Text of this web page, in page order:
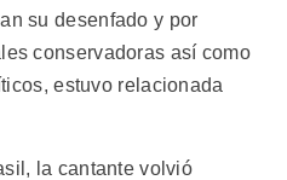
su desenfado y por
conservadoras así como
estuvo relacionada
la cantante volvió